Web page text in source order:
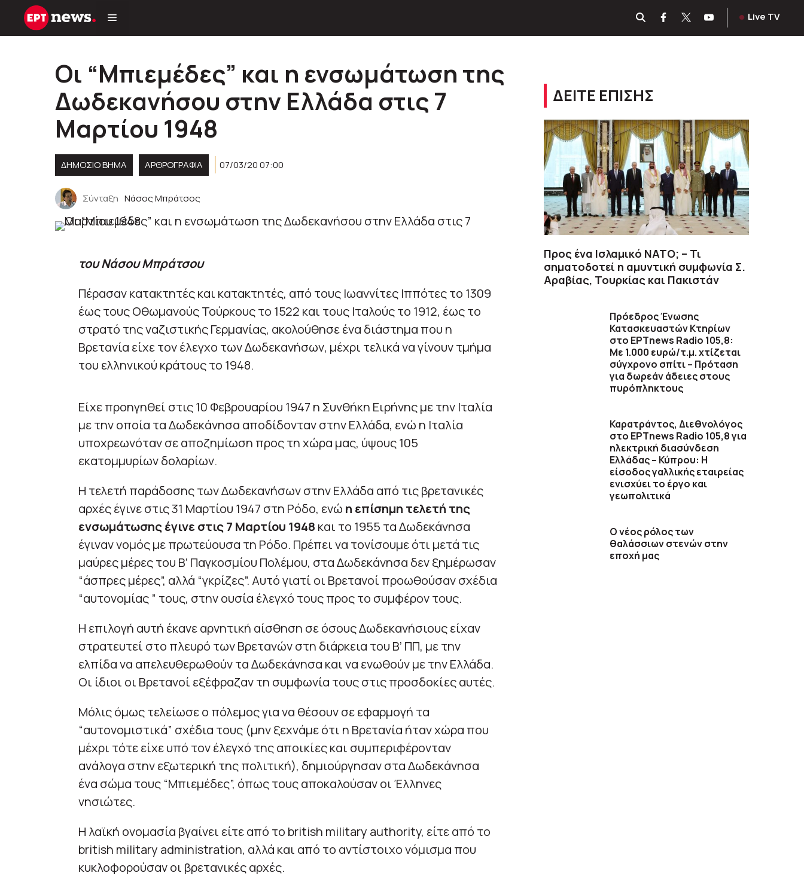
Μετάβαση
Live TV
Oι “Μπιεμέδες” και η ενσωμάτωση της
Δωδεκανήσου στην Ελλάδα στις 7
Μαρτίου 1948
ΔΗΜΟΣΙΟ ΒΗΜΑ ΑΡΘΡΟΓΡΑΦΊΑ 07/03/20 07:00
Σύνταξη Νάσος Μπράτσος
του Νάσου Μπράτσου
Πέρασαν κατακτητές και κατακτητές, από τους Ιωαννίτες Ιππότες το 1309
έως τους Οθωμανούς Τούρκους το 1522 και τους Ιταλούς το 1912, έως το
στρατό της ναζιστικής Γερμανίας, ακολούθησε ένα διάστημα που η
Βρετανία είχε τον έλεγχο των Δωδεκανήσων, μέχρι τελικά να γίνουν τμήμα
του ελληνικού κράτους το 1948.
Είχε προηγηθεί στις 10 Φεβρουαρίου 1947 η Συνθήκη Ειρήνης με την Ιταλία
με την οποία τα Δωδεκάνησα αποδίδονταν στην Ελλάδα, ενώ η Ιταλία
υποχρεωνόταν σε αποζημίωση προς τη χώρα μας, ύψους 105
εκατομμυρίων δολαρίων.
Η τελετή παράδοσης των Δωδεκανήσων στην Ελλάδα από τις βρετανικές
αρχές έγινε στις 31 Μαρτίου 1947 στη Ρόδο, ενώ η επίσημη τελετή της
ενσωμάτωσης έγινε στις 7 Μαρτίου 1948 και το 1955 τα Δωδεκάνησα
έγιναν νομός με πρωτεύουσα τη Ρόδο. Πρέπει να τονίσουμε ότι μετά τις
μαύρες μέρες του Β’ Παγκοσμίου Πολέμου, στα Δωδεκάνησα δεν ξημέρωσαν
“άσπρες μέρες”, αλλά “γκρίζες”. Αυτό γιατί οι Βρετανοί προωθούσαν σχέδια
“αυτονομίας ” τους, στην ουσία έλεγχό τους προς το συμφέρον τους.
Η επιλογή αυτή έκανε αρνητική αίσθηση σε όσους Δωδεκανήσιους είχαν
στρατευτεί στο πλευρό των Βρετανών στη διάρκεια του Β’ ΠΠ, με την
ελπίδα να απελευθερωθούν τα Δωδεκάνησα και να ενωθούν με την Ελλάδα.
Οι ίδιοι οι Βρετανοί εξέφραζαν τη συμφωνία τους στις προσδοκίες αυτές.
Μόλις όμως τελείωσε ο πόλεμος για να θέσουν σε εφαρμογή τα
“αυτονομιστικά” σχέδια τους (μην ξεχνάμε ότι η Βρετανία ήταν χώρα που
μέχρι τότε είχε υπό τον έλεγχό της αποικίες και συμπεριφέρονταν
ανάλογα στην εξωτερική της πολιτική), δημιούργησαν στα Δωδεκάνησα
ένα σώμα τους “Μπιεμέδες”, όπως τους αποκαλούσαν οι Έλληνες
νησιώτες.
Η λαϊκή ονομασία βγαίνει είτε από το british military authority, είτε από το
british military administration, αλλά και από το αντίστοιχο νόμισμα που
κυκλοφορούσαν οι βρετανικές αρχές.
ΔΕΙΤΕ ΕΠΙΣΗΣ
Προς ένα Ισλαμικό ΝΑΤΟ; – Τι
σηματοδοτεί η αμυντική συμφωνία Σ.
Αραβίας, Τουρκίας και Πακιστάν
Πρόεδρος Ένωσης
Κατασκευαστών Κτηρίων
στο ΕΡΤnews Radio 105,8:
Με 1.000 ευρώ/τ.μ. χτίζεται
σύγχρονο σπίτι – Πρόταση
για δωρεάν άδειες στους
πυρόπληκτους
Καρατράντος, Διεθνολόγος
στο ΕΡΤnews Radio 105,8 για
ηλεκτρική διασύνδεση
Ελλάδας – Κύπρου: Η
είσοδος γαλλικής εταιρείας
ενισχύει το έργο και
γεωπολιτικά
O νέος ρόλος των
θαλάσσιων στενών στην
εποχή μας